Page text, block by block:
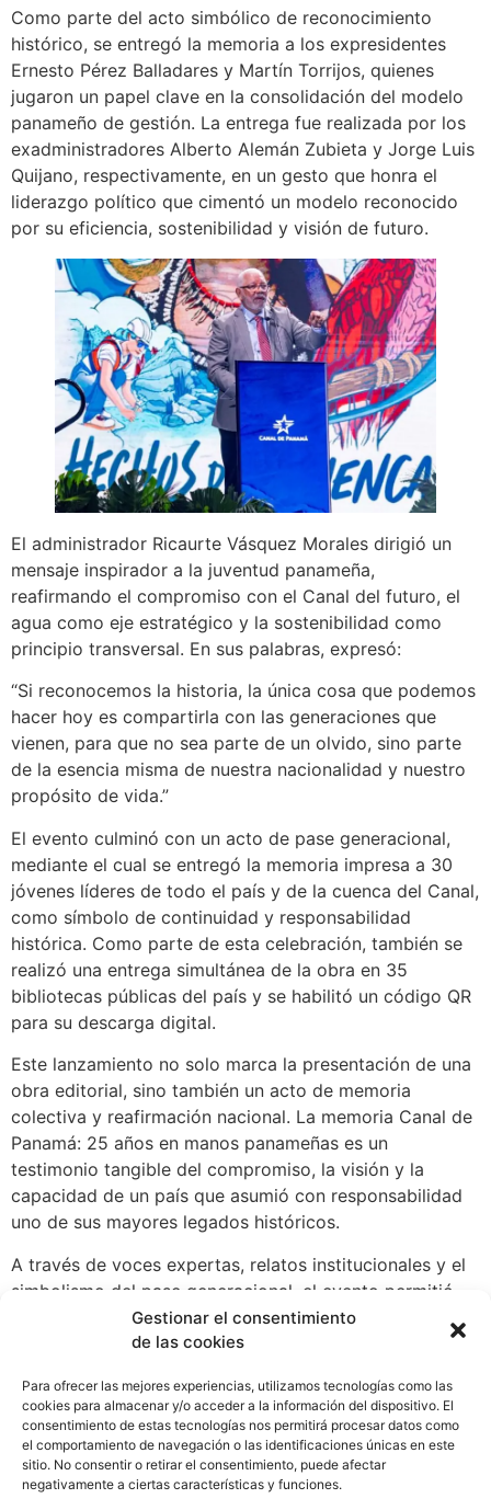
Gestionar el consentimiento
de las cookies
Para ofrecer las mejores experiencias, utilizamos tecnologías como las
cookies para almacenar y/o acceder a la información del dispositivo. El
consentimiento de estas tecnologías nos permitirá procesar datos como
el comportamiento de navegación o las identificaciones únicas en este
sitio. No consentir o retirar el consentimiento, puede afectar
negativamente a ciertas características y funciones.
Como parte del acto simbólico de reconocimiento
histórico, se entregó la memoria a los expresidentes
Ernesto Pérez Balladares y Martín Torrijos, quienes
jugaron un papel clave en la consolidación del modelo
panameño de gestión. La entrega fue realizada por los
exadministradores Alberto Alemán Zubieta y Jorge Luis
Quijano, respectivamente, en un gesto que honra el
liderazgo político que cimentó un modelo reconocido
por su eficiencia, sostenibilidad y visión de futuro.
El administrador Ricaurte Vásquez Morales dirigió un
mensaje inspirador a la juventud panameña,
reafirmando el compromiso con el Canal del futuro, el
agua como eje estratégico y la sostenibilidad como
principio transversal. En sus palabras, expresó:
“Si reconocemos la historia, la única cosa que podemos
hacer hoy es compartirla con las generaciones que
vienen, para que no sea parte de un olvido, sino parte
de la esencia misma de nuestra nacionalidad y nuestro
propósito de vida.”
El evento culminó con un acto de pase generacional,
mediante el cual se entregó la memoria impresa a 30
jóvenes líderes de todo el país y de la cuenca del Canal,
como símbolo de continuidad y responsabilidad
histórica. Como parte de esta celebración, también se
realizó una entrega simultánea de la obra en 35
bibliotecas públicas del país y se habilitó un código QR
para su descarga digital.
Este lanzamiento no solo marca la presentación de una
obra editorial, sino también un acto de memoria
colectiva y reafirmación nacional. La memoria Canal de
Panamá: 25 años en manos panameñas es un
testimonio tangible del compromiso, la visión y la
capacidad de un país que asumió con responsabilidad
uno de sus mayores legados históricos.
A través de voces expertas, relatos institucionales y el
simbolismo del pase generacional, el evento permitió
mirar hacia atrás con orgullo y hacia adelante con
esperanza. La entrega de la memoria a la juventud
seguirá siendo una obra viva en constante evolución,
guiada por manos panameñas y sostenida por el sueño
de un país que nunca dejó de creer en sí mismo.
WhatsApp
Compartir